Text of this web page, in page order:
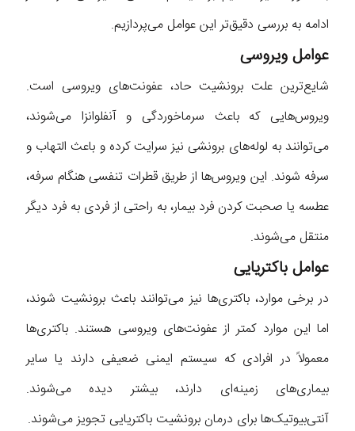
ادامه به بررسی دقیق‌تر این عوامل می‌پردازیم.
عوامل ویروسی
شایع‌ترین علت برونشیت حاد، عفونت‌های ویروسی است.
ویروس‌هایی که باعث سرماخوردگی و آنفلوانزا می‌شوند،
می‌توانند به لوله‌های برونشی نیز سرایت کرده و باعث التهاب و
سرفه شوند. این ویروس‌ها از طریق قطرات تنفسی هنگام سرفه،
عطسه یا صحبت کردن فرد بیمار، به راحتی از فردی به فرد دیگر
منتقل می‌شوند.
عوامل باکتریایی
در برخی موارد، باکتری‌ها نیز می‌توانند باعث برونشیت شوند،
اما این موارد کمتر از عفونت‌های ویروسی هستند. باکتری‌ها
معمولاً در افرادی که سیستم ایمنی ضعیفی دارند یا سایر
بیماری‌های زمینه‌ای دارند، بیشتر دیده می‌شوند.
آنتی‌بیوتیک‌ها برای درمان برونشیت باکتریایی تجویز می‌شوند.